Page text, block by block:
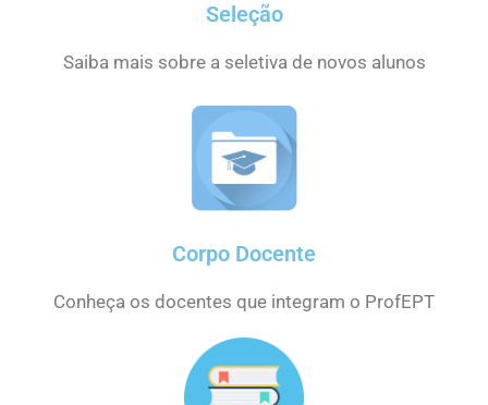
Seleção
Saiba mais sobre a seletiva de novos alunos
Corpo Docente
Conheça os docentes que integram o ProfEPT